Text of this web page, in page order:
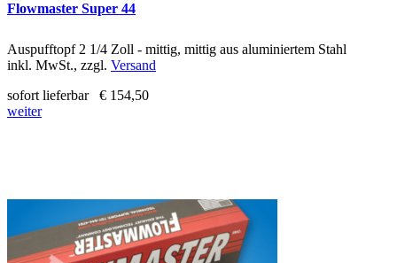
Flowmaster Super 44
Auspufftopf 2 1/4 Zoll - mittig, mittig aus aluminiertem Stahl
inkl. MwSt., zzgl. Versand
sofort lieferbar
€ 154,50
weiter